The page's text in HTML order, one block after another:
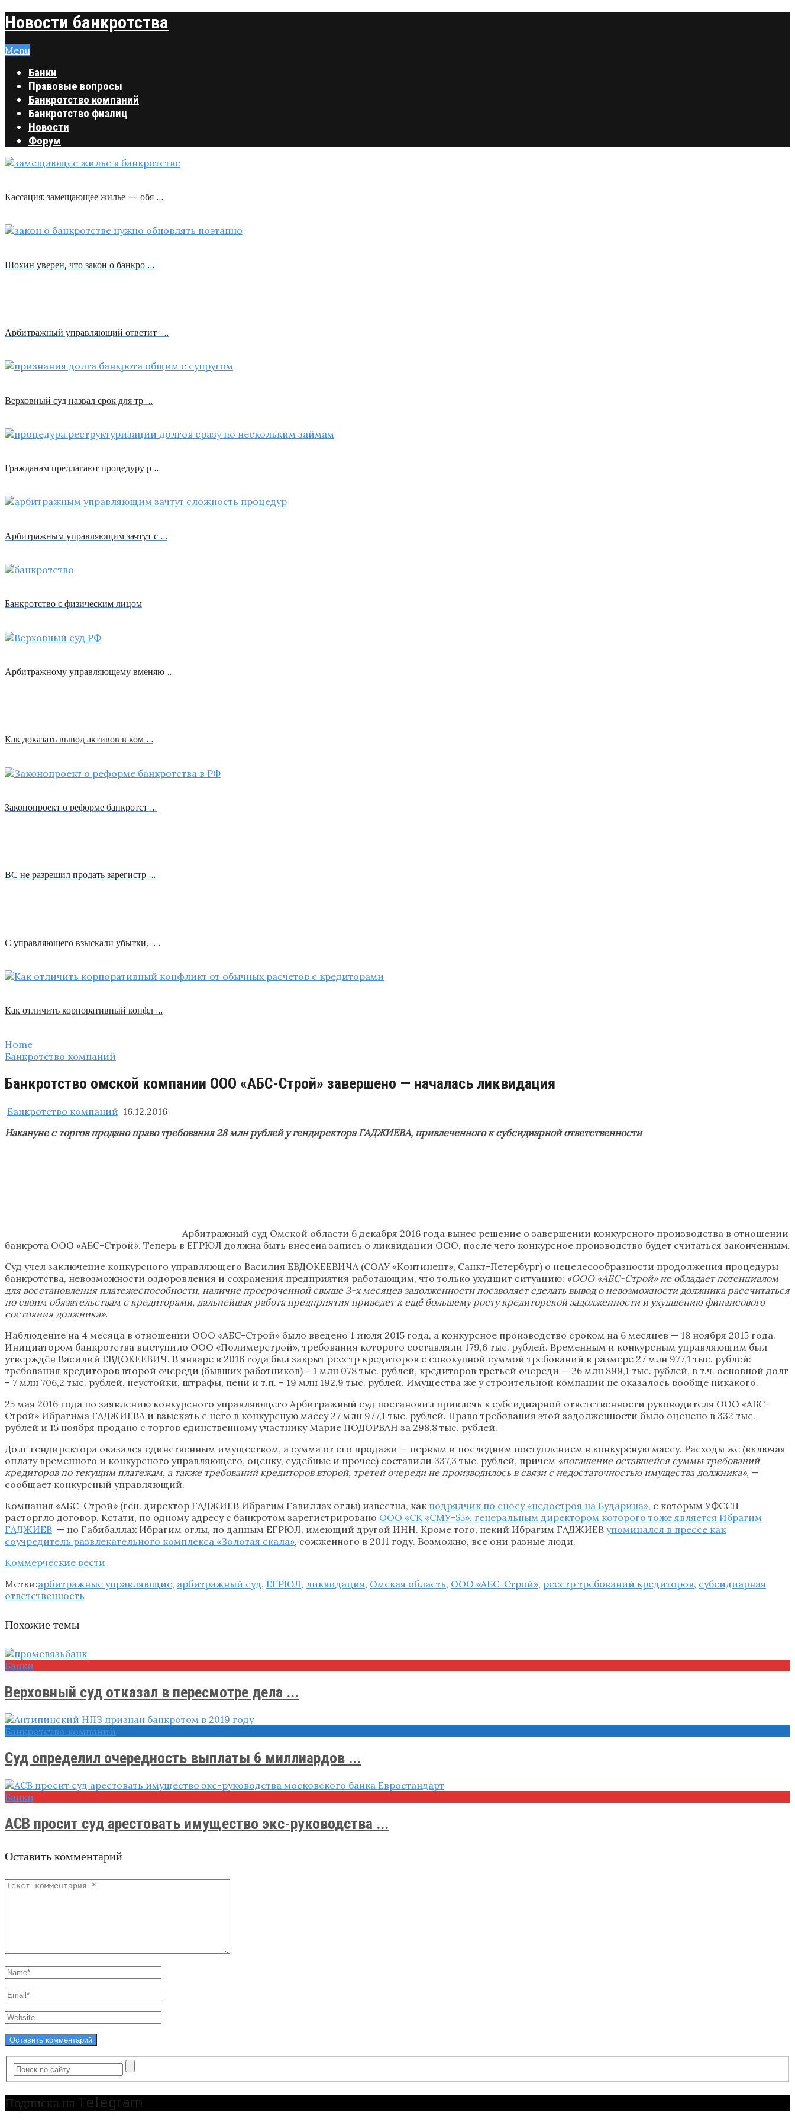
Новости банкротства
Menu
Банки
Правовые вопросы
Банкротство компаний
Банкротство физлиц
Новости
Форум
Кассация: замещающее жилье — обя …
Шохин уверен, что закон о банкро …
Арбитражный управляющий ответит …
Верховный суд назвал срок для тр …
Гражданам предлагают процедуру р …
Арбитражным управляющим зачтут с …
Банкротство с физическим лицом
Арбитражному управляющему вменяю …
Как доказать вывод активов в ком …
Законопроект о реформе банкротст …
ВС не разрешил продать зарегистр …
С управляющего взыскали убытки, …
Как отличить корпоративный конфл …
Home
Банкротство компаний
Банкротство омской компании ООО «АБС-Строй» завершено — началась ликвидация
Банкротство компаний 16.12.2016
Накануне с торгов продано право требования 28 млн рублей у гендиректора ГАДЖИЕВА, привлеченного к субсидиарной ответственности
Арбитражный суд Омской области 6 декабря 2016 года вынес решение о завершении конкурсного производства в отношении
банкрота ООО «АБС-Строй». Теперь в ЕГРЮЛ должна быть внесена запись о ликвидации ООО, после чего конкурсное производство будет считаться законченным.
Суд учел заключение конкурсного управляющего Василия ЕВДОКЕЕВИЧА (СОАУ «Континент», Санкт-Петербург) о нецелесообразности продолжения процедуры
банкротства, невозможности оздоровления и сохранения предприятия работающим, что только ухудшит ситуацию: «ООО «АБС-Строй» не обладает потенциалом
для восстановления платежеспособности, наличие просроченной свыше 3-х месяцев задолженности посзволяет сделать вывод о невозможности должника рассчитаться
по своим обязательствам с кредиторами, дальнейшая работа предприятия приведет к ещё большему росту кредиторской задолженности и ухудшению финансового
состояния должника».
Наблюдение на 4 месяца в отношении ООО «АБС-Строй» было введено 1 июля 2015 года, а конкурсное производство сроком на 6 месяцев — 18 ноября 2015 года.
Инициатором банкротства выступило ООО «Полимерстрой», требования которого составляли 179,6 тыс. рублей. Временным и конкурсным управляющим был
утверждён Василий ЕВДОКЕЕВИЧ. В январе в 2016 года был закрыт реестр кредиторов с совокупной суммой требований в размере 27 млн 977,1 тыс. рублей:
требования кредиторов второй очереди (бывших работников) – 1 млн 078 тыс. рублей, кредиторов третьей очереди — 26 млн 899,1 тыс. рублей, в т.ч. основной долг
– 7 млн 706,2 тыс. рублей, неустойки, штрафы, пени и т.п. – 19 млн 192,9 тыс. рублей. Имущества же у строительной компании не оказалось вообще никакого.
25 мая 2016 года по заявлению конкурсного управляющего Арбитражный суд постановил привлечь к субсидиарной ответственности руководителя ООО «АБС-
Строй» Ибрагима ГАДЖИЕВА и взыскать с него в конкурсную массу 27 млн 977,1 тыс. рублей. Право требования этой задолженности было оценено в 332 тыс.
рублей и 15 ноября продано с торгов единственному участнику Марие ПОДОРВАН за 298,8 тыс. рублей.
Долг гендиректора оказался единственным имуществом, а сумма от его продажи — первым и последним поступлением в конкурсную массу. Расходы же (включая
оплату временного и конкурсного управляющего, оценку, судебные и прочее) составили 337,3 тыс. рублей, причем «погашение оставшейся суммы требований
кредиторов по текущим платежам, а также требований кредиторов второй, третей очереди не производилось в связи с недостаточностью имущества должника», —
сообщает конкурсный управляющий.
Компания «АБС-Строй» (ген. директор ГАДЖИЕВ Ибрагим Гавиллах оглы) известна, как подрядчик по сносу «недостроя на Бударина», с которым УФССП
расторгло договор. Кстати, по одному адресу с банкротом зарегистрировано ООО «СК «СМУ-55», генеральным директором которого тоже является Ибрагим
ГАДЖИЕВ — но Габибаллах Ибрагим оглы, по данным ЕГРЮЛ, имеющий другой ИНН. Кроме того, некий Ибрагим ГАДЖИЕВ упоминался в прессе как
соучредитель развлекательного комплекса «Золотая скала», сожженного в 2011 году. Возможно, все они разные люди.
Коммерческие вести
Метки:арбитражные управляющие, арбитражный суд, ЕГРЮЛ, ликвидация, Омская область, ООО «АБС-Строй», реестр требований кредиторов, субсидиарная
ответственность
Похожие темы
Банки
Верховный суд отказал в пересмотре дела ...
Банкротство компаний
Суд определил очередность выплаты 6 миллиардов ...
Банки
АСВ просит суд арестовать имущество экс-руководства ...
Оставить комментарий
Подписка на Telegram